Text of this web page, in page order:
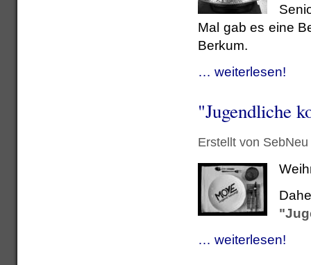
Mal gab es eine
Berkum.
… weiterlesen!
"Jugendliche
Erstellt von
… weiterlesen!